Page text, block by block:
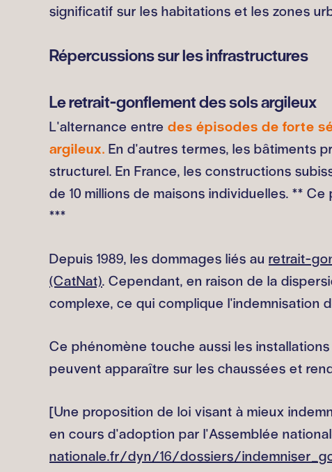
significatif sur les habitations et les zones
Répercussions sur les infrastructures
Le retrait-gonflement des sols argileux
L'alternance entre des épisodes de forte
argileux. En d'autres termes, les bâtiments
structurel. En France, les constructions
de 10 millions de maisons individuelles. **
***
Depuis 1989, les dommages liés au retrait-
(CatNat). Cependant, en raison de la
complexe, ce qui complique l'indemnisation
Ce phénomène touche aussi les
peuvent apparaître sur les chaussées et
[Une proposition de loi visant à mieux
en cours d'adoption par l'Assemblée
nationale.fr/dyn/16/dossiers/